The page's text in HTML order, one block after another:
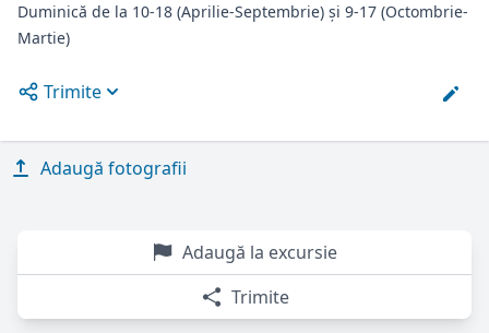
Duminică de la 10-18 (Aprilie-Septembrie) și 9-17 (Octombrie-
Martie)
Open options
Trimite
Adaugă fotografii
Adaugă la excursie
Trimite